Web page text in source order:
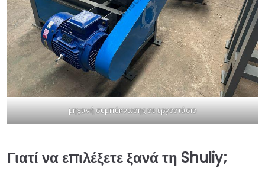
μηχανή συμπύκνωσης σε εργοστάσιο
Γιατί να επιλέξετε ξανά τη Shuliy;